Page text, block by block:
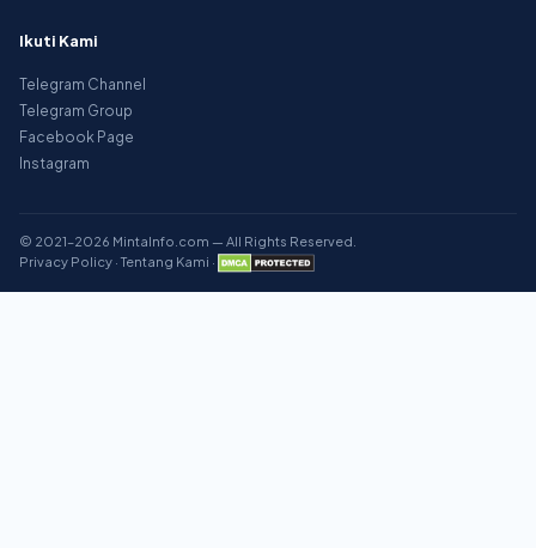
Ikuti Kami
Telegram Channel
Telegram Group
Facebook Page
Instagram
© 2021–2026 MintaInfo.com — All Rights Reserved.
Privacy Policy · Tentang Kami ·